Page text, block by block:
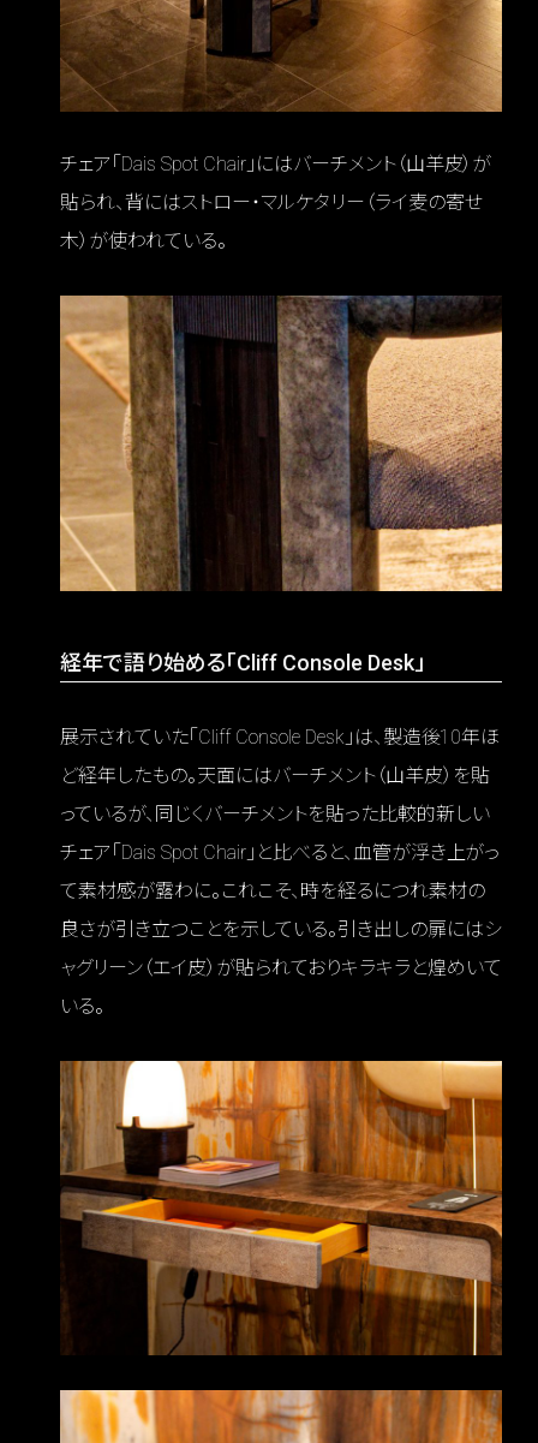
チェア「Dais Spot Chair」にはバーチメント（山羊皮）が
貼られ、背にはストロー・マルケタリー（ライ麦の寄せ
木）が使われている。
経年で語り始める「Cliff Console Desk」
展示されていた「Cliff Console Desk」は、製造後10年ほ
ど経年したもの。天面にはバーチメント（山羊皮）を貼
っているが、同じくバーチメントを貼った比較的新しい
チェア「Dais Spot Chair」と比べると、血管が浮き上がっ
て素材感が露わに。これこそ、時を経るにつれ素材の
良さが引き立つことを示している。引き出しの扉にはシ
ャグリーン（エイ皮）が貼られておりキラキラと煌めいて
いる。